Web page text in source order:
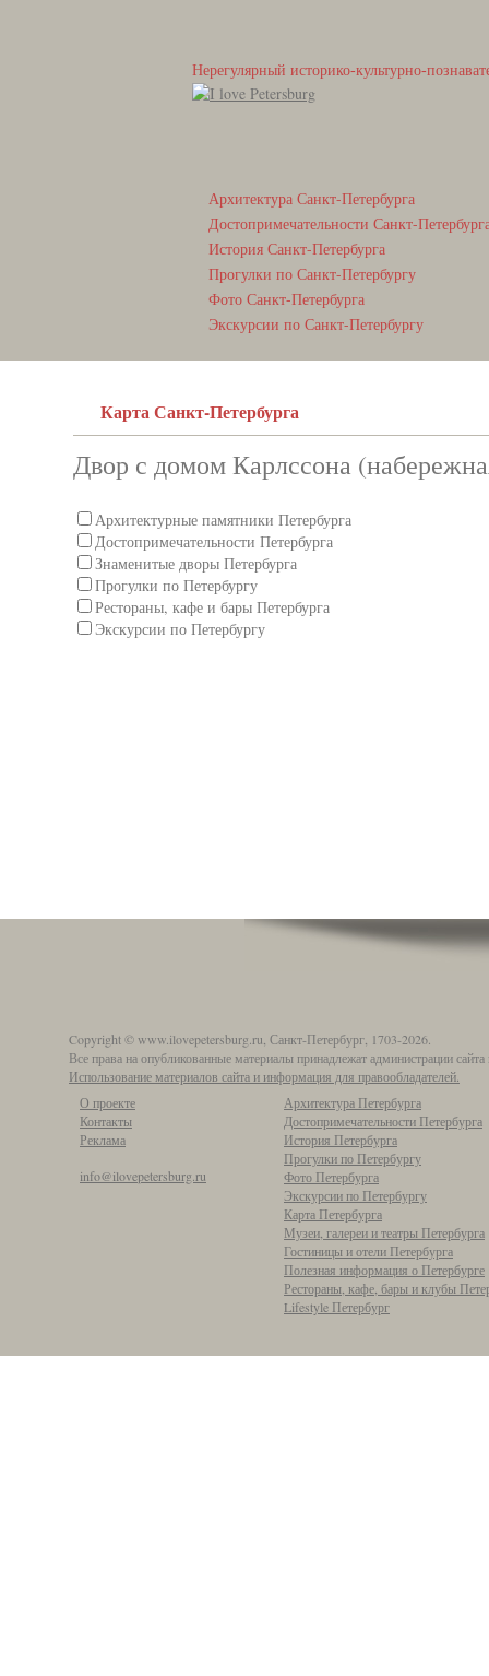
Нерегулярный историко-культурно-
Архитектура Санкт-Петербурга
Достопримечательности Санкт-
История Санкт-Петербурга
Прогулки по Санкт-Петербургу
Фото Санкт-Петербурга
Экскурсии по Санкт-Петербургу
Карта Санкт-Петербурга
Двор с домом Карлссона
Архитектурные памятники Петербурга
Достопримечательности Петербурга
Знаменитые дворы Петербурга
Прогулки по Петербургу
Рестораны, кафе и бары Петербурга
Экскурсии по Петербургу
Copyright © www.ilovepetersburg.ru, Санкт-Петербург, 1703-2026.
Все права на опубликованные материалы принадлежат администрации
Использование материалов сайта и информация для правообладателей.
О проекте
Контакты
Реклама
info@ilovepetersburg.ru
Архитектура Петербурга
Достопримечательности Петербурга
История Петербурга
Прогулки по Петербургу
Фото Петербурга
Экскурсии по Петербургу
Карта Петербурга
Музеи, галереи и театры Петербурга
Гостиницы и отели Петербурга
Полезная информация о Петербурге
Рестораны, кафе, бары и клубы
Lifestyle Петербург